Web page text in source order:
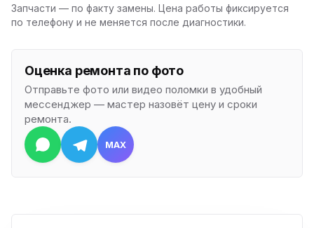
Запчасти — по факту замены. Цена работы фиксируется
по телефону и не меняется после диагностики.
Оценка ремонта по фото
Отправьте фото или видео поломки в удобный
мессенджер — мастер назовёт цену и сроки
ремонта.
MAX